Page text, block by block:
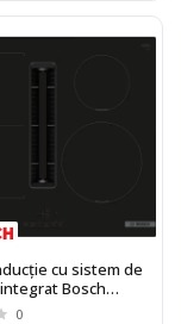
cu sistem de
Bosch
Seria I 4
0